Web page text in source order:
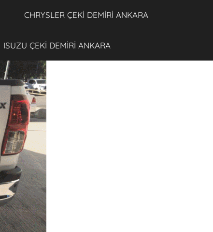
CHRYSLER ÇEKİ DEMİRİ ANKARA
ISUZU ÇEKİ DEMİRİ ANKARA